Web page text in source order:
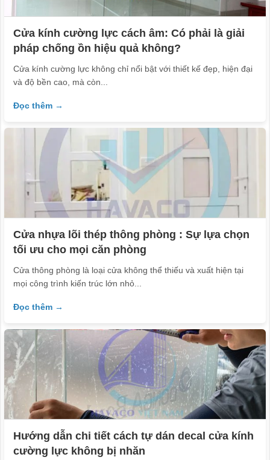
Cửa kính cường lực cách âm: Có phải là giải
pháp chống ồn hiệu quả không?
Cửa kính cường lực không chỉ nổi bật với thiết kế đẹp, hiện đại
và độ bền cao, mà còn...
Đọc thêm →
Cửa nhựa lõi thép thông phòng : Sự lựa chọn
tối ưu cho mọi căn phòng
Cửa thông phòng là loại cửa không thể thiếu và xuất hiện tại
mọi công trình kiến trúc lớn nhỏ...
Đọc thêm →
Hướng dẫn chi tiết cách tự dán decal cửa kính
cường lực không bị nhăn